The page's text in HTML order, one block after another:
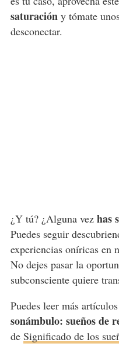
saturacióny tómate
desconectar.
¿Y tú? ¿Alguna vez has
Puedes seguir
experiencias oníricas en
No dejes pasar la
subconsciente quiere
Puedes leer más
sonámbulo: sueños de
de Significado de los